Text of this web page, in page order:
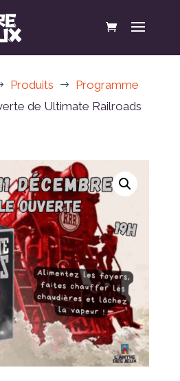
Produits $ Programme
de Ultimate Railroads